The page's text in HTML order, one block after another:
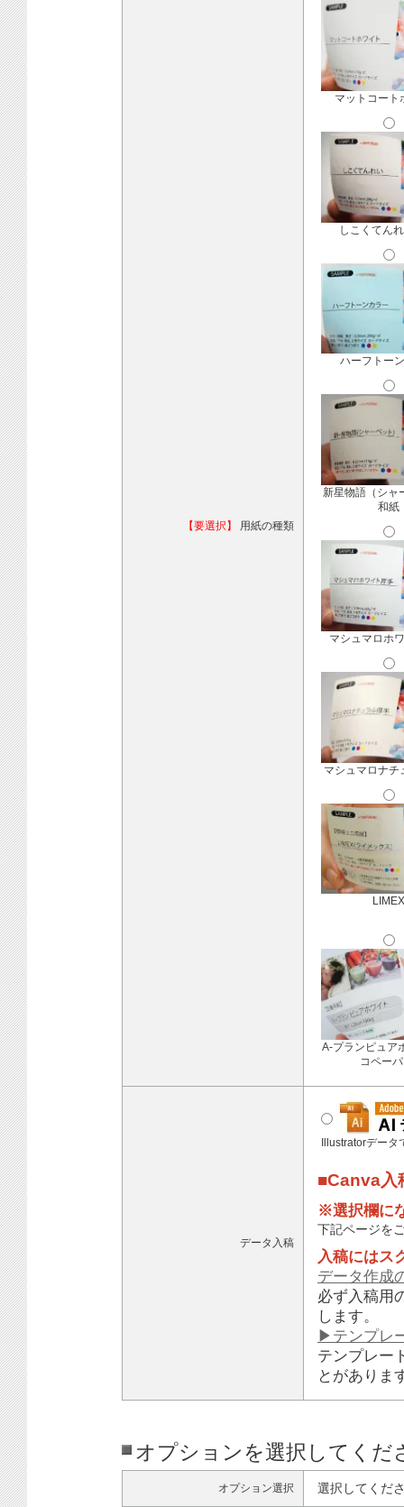
【要選択】 用紙の種類
マットコート
しこくてん
ハーフトー
新星物語（シャ
和紙
マシュマロホ
マシュマロナチ
A-プランピュア
コペー
データ入稿
Illustratorデータ
■Canva入
※選択欄に
下記ページを
入稿にはス
データ作成
必ず入稿用
します。
▶テンプレ
テンプレー
とがありま
オプションを選択してくだ
オプション選択 選択してくだ